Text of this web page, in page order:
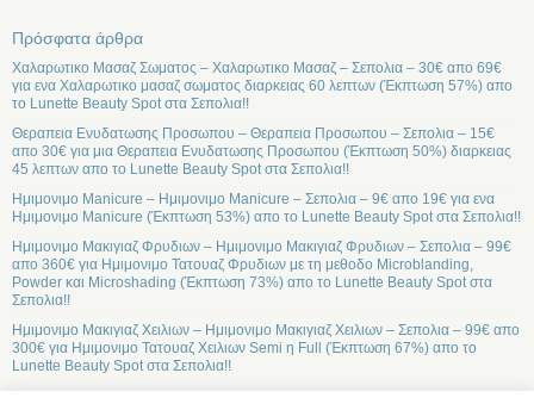
Πρόσφατα άρθρα
Χαλαρωτικο Μασαζ Σωματος – Χαλαρωτικο Μασαζ – Σεπολια – 30€ απο 69€
για ενα Χαλαρωτικο μασαζ σωματος διαρκειας 60 λεπτων (Έκπτωση 57%) απο
το Lunette Beauty Spot στα Σεπολια!!
Θεραπεια Ενυδατωσης Προσωπου – Θεραπεια Προσωπου – Σεπολια – 15€
απο 30€ για μια Θεραπεια Ενυδατωσης Προσωπου (Έκπτωση 50%) διαρκειας
45 λεπτων απο το Lunette Beauty Spot στα Σεπολια!!
Ημιμονιμο Manicure – Ημιμονιμο Manicure – Σεπολια – 9€ απο 19€ για ενα
Ημιμονιμο Manicure (Έκπτωση 53%) απο το Lunette Beauty Spot στα Σεπολια!!
Ημιμονιμο Μακιγιαζ Φρυδιων – Ημιμονιμο Μακιγιαζ Φρυδιων – Σεπολια – 99€
απο 360€ για Ημιμονιμο Τατουαζ Φρυδιων με τη μεθοδο Microblanding,
Powder και Microshading (Έκπτωση 73%) απο το Lunette Beauty Spot στα
Σεπολια!!
Ημιμονιμο Μακιγιαζ Χειλιων – Ημιμονιμο Μακιγιαζ Χειλιων – Σεπολια – 99€ απο
300€ για Ημιμονιμο Τατουαζ Χειλιων Semi η Full (Έκπτωση 67%) απο το
Lunette Beauty Spot στα Σεπολια!!